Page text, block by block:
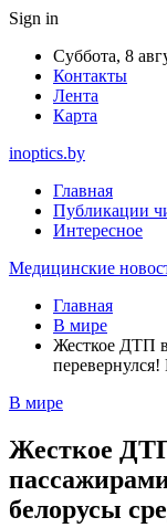
Sign in
Суббота, 8
Контакты
Лента
Карта
inoptics.by
Главная
Публикации
Интересное
Медицинские
Главная
В мире
Жесткое ДТП
В мире
Жесткое
белорусы